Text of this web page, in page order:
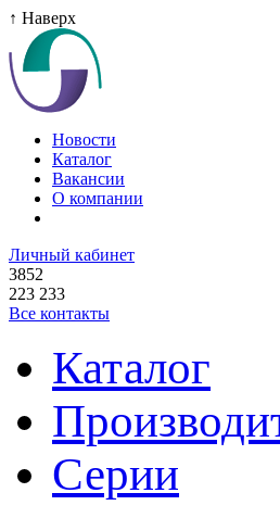
↑ Наверх
Новости
Каталог
Вакансии
О компании
Личный кабинет
3852
223 233
Все контакты
Каталог
Серии